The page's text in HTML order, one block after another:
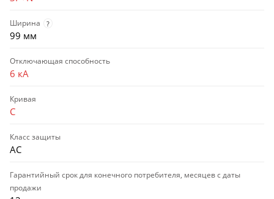
Ширина ?
99 мм
Отключающая способность
6 кА
Кривая
C
Класс защиты
AC
Гарантийный срок для конечного потребителя, месяцев с даты
продажи